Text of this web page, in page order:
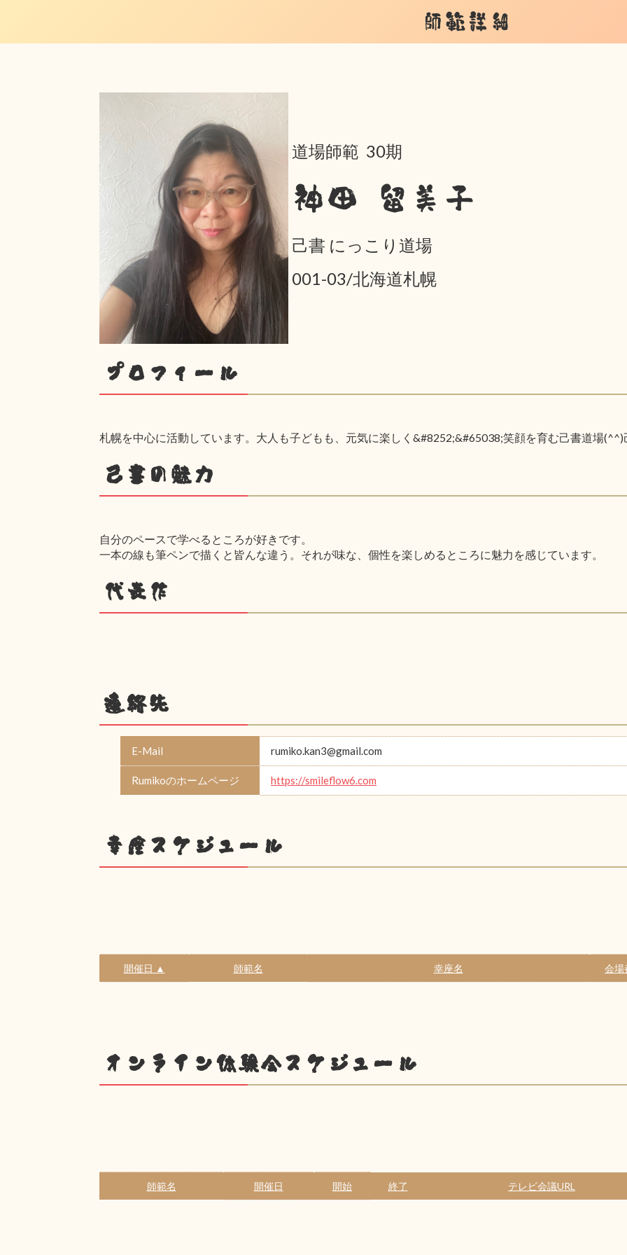
師範詳細
道場師範 30期
神田 留美子
己書 にっこり道場
001-03/北海道札幌
プロフィール
札幌を中心に活動しています。大人も子どもも、元気に楽しく&#8252;&#65038;笑顔を育む己書道場(^^)
己書の魅力
自分のペースで学べるところが好きです。
一本の線も筆ペンで描くと皆んな違う。それが味な、個性を楽しめるところに魅力を感じています。
代表作
連絡先
E-Mail rumiko.kan3@gmail.com
Rumikoのホームページ https://smileflow6.com
幸座スケジュール
開催日 ▲ 師範名 幸座名 会場
オンライン体験会スケジュール
師範名 開催日 開始 終了 テレビ会議URL